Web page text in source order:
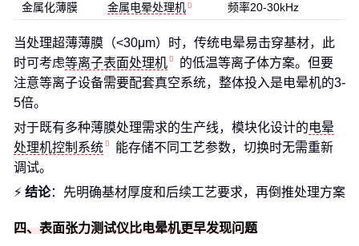
金属化薄膜
金属电晕处理机 频率20-30kHz
当处理超薄薄膜（<30μm）时，传统电晕易击穿基材，此
时可考虑等离子表面处理机
的低温等离子体方案。但要
注意等离子设备需要配套真空系统，整体投入是电晕机的3-
5倍。
对于既有多种薄膜处理需求的生产线，模块化设计的电晕
处理机控制系统
能存储不同工艺参数，切换时无需重新
调试。
⚡ 结论：先明确基材厚度和后续工艺要求，再倒推处理方案
四、表面张力测试仪比电晕机更早发现问题